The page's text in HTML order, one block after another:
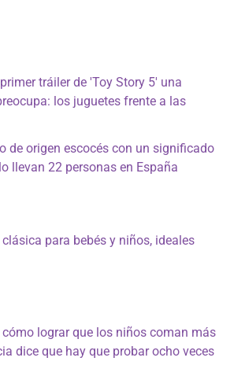
tráiler de 'Toy Story 5' una
los juguetes frente a las
de origen escocés con un significado
llevan 22 personas en España
para bebés y niños, ideales
lograr que los niños coman más
dice que hay que probar ocho veces